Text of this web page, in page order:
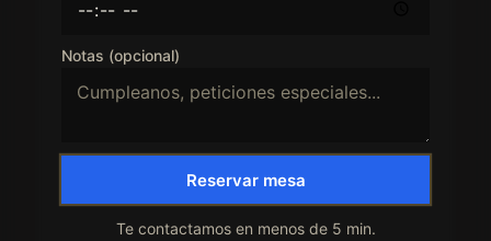
Notas (opcional)
Reservar mesa
Te contactamos en menos de 5 min.